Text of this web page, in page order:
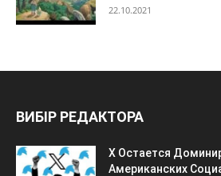
22.10.2021
ВИБІР РЕДАКТОРА
X Остается
Американских